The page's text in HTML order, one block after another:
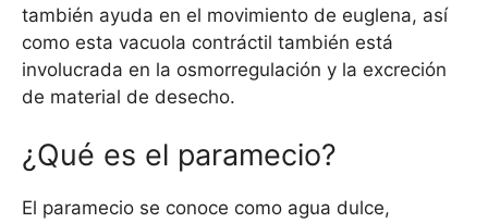
también ayuda en el movimiento de euglena, así
como esta vacuola contráctil también está
involucrada en la osmorregulación y la excreción
de material de desecho.
¿Qué es el paramecio?
El paramecio se conoce como agua dulce,